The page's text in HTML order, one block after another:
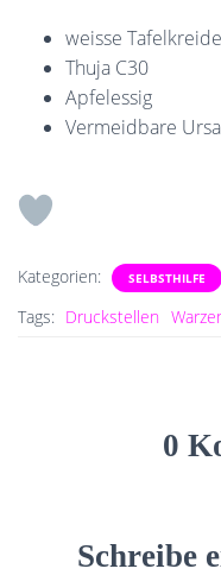
weisse Tafelkreide
Thuja C30
Apfelessig
Vermeidbare
Kategorien: SELBSTHILFE
Tags: Druckstellen
0
Schreibe